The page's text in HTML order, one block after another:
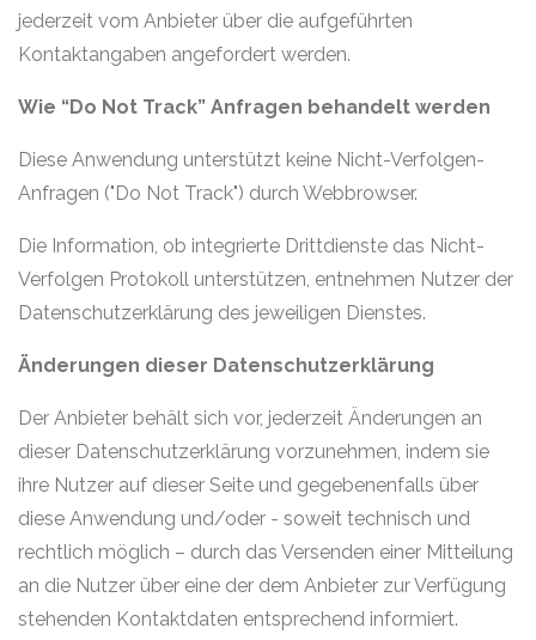
jederzeit vom Anbieter über die aufgeführten
Kontaktangaben angefordert werden.
Wie “Do Not Track” Anfragen behandelt werden
Diese Anwendung unterstützt keine Nicht-Verfolgen-
Anfragen ("Do Not Track") durch Webbrowser.
Die Information, ob integrierte Drittdienste das Nicht-
Verfolgen Protokoll unterstützen, entnehmen Nutzer der
Datenschutzerklärung des jeweiligen Dienstes.
Änderungen dieser Datenschutzerklärung
Der Anbieter behält sich vor, jederzeit Änderungen an
dieser Datenschutzerklärung vorzunehmen, indem sie
ihre Nutzer auf dieser Seite und gegebenenfalls über
diese Anwendung und/oder - soweit technisch und
rechtlich möglich – durch das Versenden einer Mitteilung
an die Nutzer über eine der dem Anbieter zur Verfügung
stehenden Kontaktdaten entsprechend informiert.